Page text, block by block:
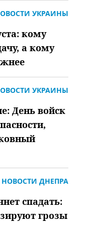
УКРАИНЫ
кому
а кому
УКРАИНЫ
День войск
НОВОСТИ ДНЕПРА
спадать:
грозы